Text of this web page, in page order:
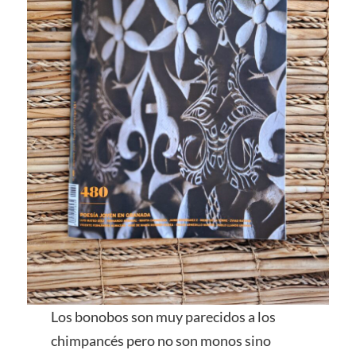
Los bonobos son muy parecidos a los
chimpancés pero no son monos sino